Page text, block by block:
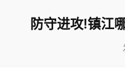
防守进攻!镇江